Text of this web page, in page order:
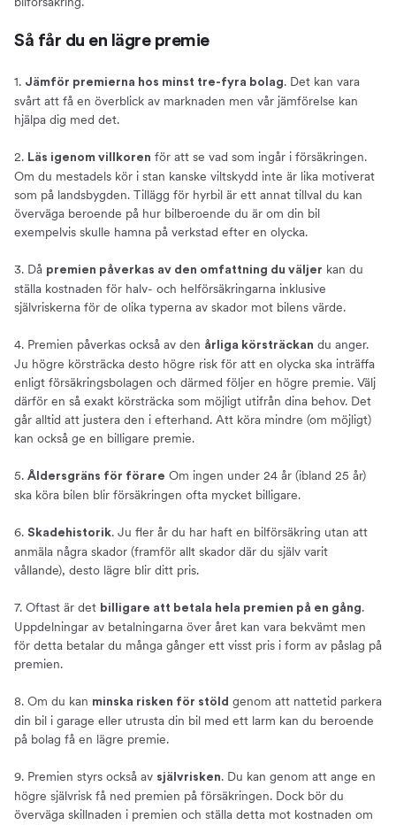
Så får du en lägre premie
1. Jämför premierna hos minst tre-fyra bolag. Det kan vara
svårt att få en överblick av marknaden men vår jämförelse kan
hjälpa dig med det.
2. Läs igenom villkoren för att se vad som ingår i försäkringen.
Om du mestadels kör i stan kanske viltskydd inte är lika motiverat
som på landsbygden. Tillägg för hyrbil är ett annat tillval du kan
överväga beroende på hur bilberoende du är om din bil
exempelvis skulle hamna på verkstad efter en olycka.
3. Då premien påverkas av den omfattning du väljer kan du
ställa kostnaden för halv- och helförsäkringarna inklusive
självriskerna för de olika typerna av skador mot bilens värde.
4. Premien påverkas också av den årliga körsträckan du anger.
Ju högre körsträcka desto högre risk för att en olycka ska inträffa
enligt försäkringsbolagen och därmed följer en högre premie. Välj
därför en så exakt körsträcka som möjligt utifrån dina behov. Det
går alltid att justera den i efterhand. Att köra mindre (om möjligt)
kan också ge en billigare premie.
5. Åldersgräns för förare Om ingen under 24 år (ibland 25 år)
ska köra bilen blir försäkringen ofta mycket billigare.
6. Skadehistorik. Ju fler år du har haft en bilförsäkring utan att
anmäla några skador (framför allt skador där du själv varit
vållande), desto lägre blir ditt pris.
7. Oftast är det billigare att betala hela premien på en gång.
Uppdelningar av betalningarna över året kan vara bekvämt men
för detta betalar du många gånger ett visst pris i form av påslag på
premien.
8. Om du kan minska risken för stöld genom att nattetid parkera
din bil i garage eller utrusta din bil med ett larm kan du beroende
på bolag få en lägre premie.
9. Premien styrs också av självrisken. Du kan genom att ange en
högre självrisk få ned premien på försäkringen. Dock bör du
överväga skillnaden i premien och ställa detta mot kostnaden om